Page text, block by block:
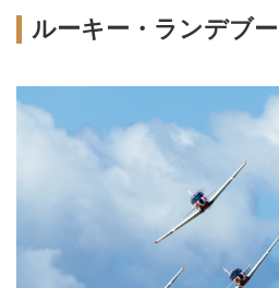
ルーキー・ランデブー